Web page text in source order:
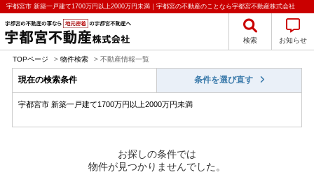
宇都宮市 新築一戸建て1700万円以上2000万円未満｜宇都宮の不動産のことなら宇都宮不動産株式会社
検索 お知らせ
TOPページ > 物件検索 > 不動産情報一覧
現在の検索条件 条件を選び直す
宇都宮市 新築一戸建て1700万円以上2000万円未満
お探しの条件では
物件が見つかりませんでした。